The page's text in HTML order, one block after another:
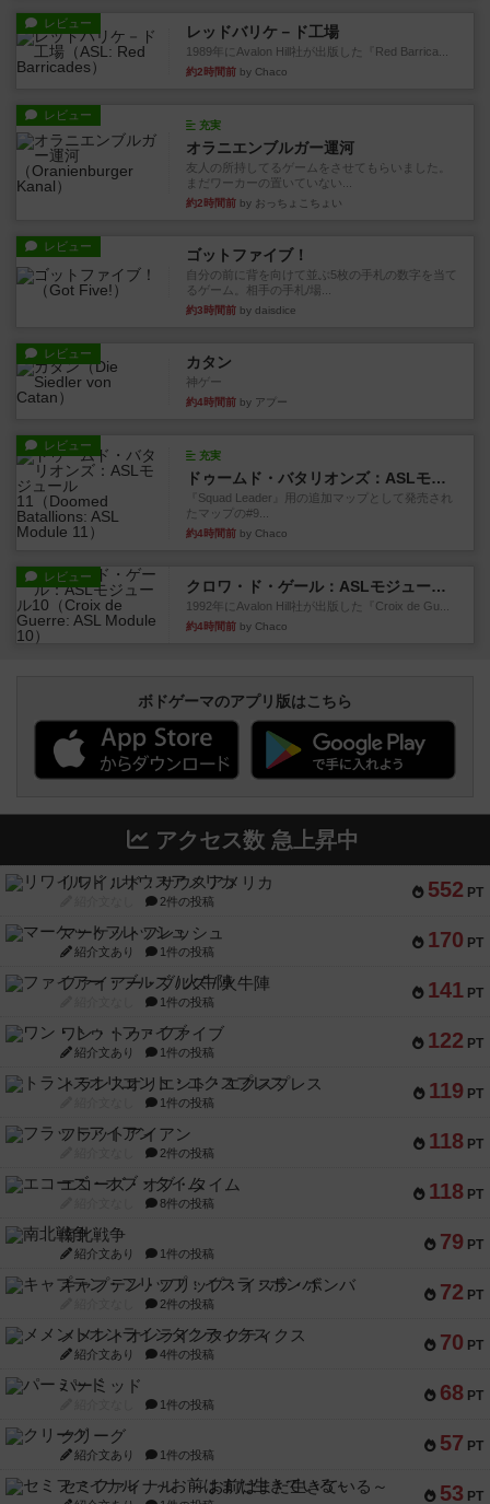
レビュー レッドバリケ－ド工場
1989年にAvalon Hill社が出版した『Red Barrica...
約2時間前 by Chaco
レビュー
充実
オラニエンブルガー運河
友人の所持してるゲームをさせてもらいました。
まだワーカーの置いていない...
約2時間前 by おっちょこちょい
レビュー ゴットファイブ！
自分の前に背を向けて並ぶ5枚の手札の数字を当て
るゲーム。相手の手札/場...
約3時間前 by daisdice
レビュー カタン
神ゲー
約4時間前 by アプー
レビュー
充実
ドゥームド・バタリオンズ：ASLモジュール11
『Squad Leader』用の追加マップとして発売され
たマップの#9...
約4時間前 by Chaco
レビュー
クロワ・ド・ゲール：ASLモジュール10
1992年にAvalon Hill社が出版した『Croix de Gu...
約4時間前 by Chaco
ボドゲーマのアプリ版はこちら
アクセス数 急上昇中
552 PT
リワイルド：サウスアメリカ
2件の投稿
170 PT
マーケットフレッシュ
紹介文あり 1件の投稿
141 PT
ファイアー・ブルズ / 火牛陣
1件の投稿
122 PT
ワン・トゥ・ファイブ
紹介文あり 1件の投稿
119 PT
トランスオリエント・エクスプレス
1件の投稿
118 PT
フラットアイアン
2件の投稿
118 PT
エコーズ・オブ・タイム
8件の投稿
79 PT
南北戦争
紹介文あり 1件の投稿
72 PT
キャプテン・フリップ：イスラ・ボンバ
2件の投稿
70 PT
メメントオンラインタクティクス
紹介文あり 4件の投稿
68 PT
パーミッド
1件の投稿
57 PT
クリーグ
紹介文あり 1件の投稿
53 PT
セミファイナル ～お前はまだ生きている～